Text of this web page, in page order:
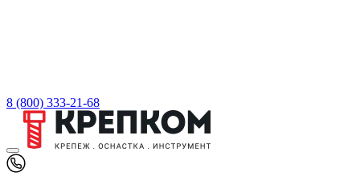
8 (800) 333-21-68